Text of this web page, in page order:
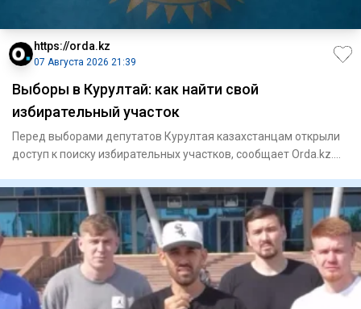
https://orda.kz
07 Августа 2026 21:39
Выборы в Курултай: как найти свой
избирательный участок
Перед выборами депутатов Курултая казахстанцам открыли
доступ к поиску избирательных участков, сообщает Orda.kz.